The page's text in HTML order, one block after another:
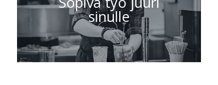
sinulle